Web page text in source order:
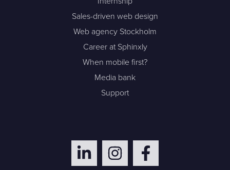
Sales-driven web design
Web agency Stockholm
Career at Sphinxly
When mobile first?
Media bank
Support